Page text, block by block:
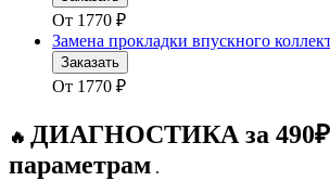
От 1770 ₽
Замена прокладки впускного
Заказать
От 1770 ₽
🔥 ДИАГНОСТИКА за 490₽
параметрам .